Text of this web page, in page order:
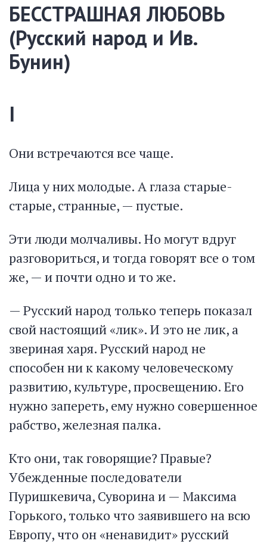
БЕССТРАШНАЯ ЛЮБОВЬ
(Русский народ и Ив.
Бунин)
I
Они встречаются все чаще.
Лица у них молодые. А глаза старые-
старые, странные, — пустые.
Эти люди молчаливы. Но могут вдруг
разговориться, и тогда говорят все о том
же, — и почти одно и то же.
— Русский народ только теперь показал
свой настоящий «лик». И это не лик, а
звериная харя. Русский народ не
способен ни к какому человеческому
развитию, культуре, просвещению. Его
нужно запереть, ему нужно совершенное
рабство, железная палка.
Кто они, так говорящие? Правые?
Убежденные последователи
Пуришкевича, Суворина и — Максима
Горького, только что заявившего на всю
Европу, что он «ненавидит» русский